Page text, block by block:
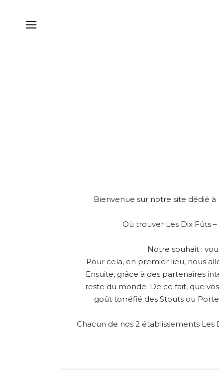
Bienvenue sur notre site dédié à
Où trouver Les Dix Fûts
Notre souhait :
Pour cela, en premier lieu, nous
Ensuite, grâce à des partenaires
reste du monde. De ce fait, que
goût torréfié des Stouts ou
Chacun de nos 2 établissements